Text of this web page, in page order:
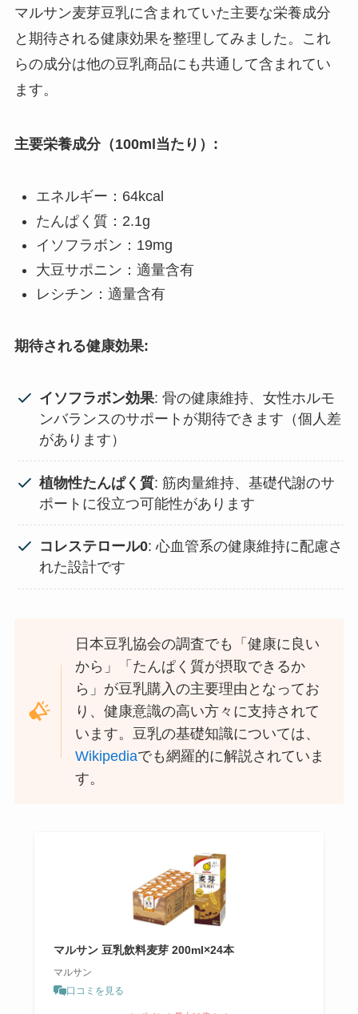
マルサン麦芽豆乳に含まれていた主要な栄養成分
と期待される健康効果を整理してみました。これ
らの成分は他の豆乳商品にも共通して含まれてい
ます。
主要栄養成分（100ml当たり）:
エネルギー：64kcal
たんぱく質：2.1g
イソフラボン：19mg
大豆サポニン：適量含有
レシチン：適量含有
期待される健康効果:
イソフラボン効果: 骨の健康維持、女性ホルモ
ンバランスのサポートが期待できます（個人差
があります）
植物性たんぱく質: 筋肉量維持、基礎代謝のサ
ポートに役立つ可能性があります
コレステロール0: 心血管系の健康維持に配慮さ
れた設計です
日本豆乳協会の調査でも「健康に良い
から」「たんぱく質が摂取できるか
ら」が豆乳購入の主要理由となってお
り、健康意識の高い方々に支持されて
います。豆乳の基礎知識については、
Wikipediaでも網羅的に解説されていま
す。
マルサン 豆乳飲料麦芽 200ml×24本
マルサン
口コミを見る